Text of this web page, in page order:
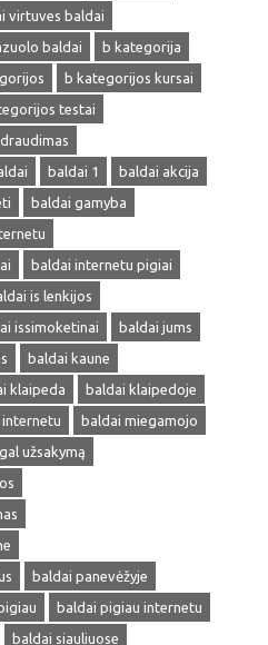
virtuves baldai
baldai
b kategorija
b kategorijos kursai
testai
baldai 1
baldai akcija
baldai gamyba
baldai internetu pigiai
is lenkijos
issimoketinai
baldai jums
baldai kaune
klaipeda
baldai klaipedoje
baldai miegamojo
užsakymą
baldai panevėžyje
baldai pigiau internetu
baldai siauliuose